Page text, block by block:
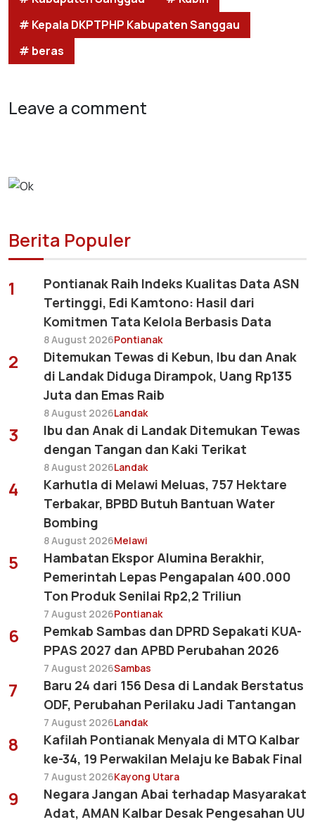
# Kepala DKPTPHP Kabupaten Sanggau
# beras
Leave a comment
Berita Populer
1
Pontianak Raih Indeks Kualitas Data ASN
Tertinggi, Edi Kamtono: Hasil dari
Komitmen Tata Kelola Berbasis Data
8 August 2026Pontianak
2
Ditemukan Tewas di Kebun, Ibu dan Anak
di Landak Diduga Dirampok, Uang Rp135
Juta dan Emas Raib
8 August 2026Landak
3
Ibu dan Anak di Landak Ditemukan Tewas
dengan Tangan dan Kaki Terikat
8 August 2026Landak
4
Karhutla di Melawi Meluas, 757 Hektare
Terbakar, BPBD Butuh Bantuan Water
Bombing
8 August 2026Melawi
5
Hambatan Ekspor Alumina Berakhir,
Pemerintah Lepas Pengapalan 400.000
Ton Produk Senilai Rp2,2 Triliun
7 August 2026Pontianak
6
Pemkab Sambas dan DPRD Sepakati KUA-
PPAS 2027 dan APBD Perubahan 2026
7 August 2026Sambas
7
Baru 24 dari 156 Desa di Landak Berstatus
ODF, Perubahan Perilaku Jadi Tantangan
7 August 2026Landak
8
Kafilah Pontianak Menyala di MTQ Kalbar
ke-34, 19 Perwakilan Melaju ke Babak Final
7 August 2026Kayong Utara
9
Negara Jangan Abai terhadap Masyarakat
Adat, AMAN Kalbar Desak Pengesahan UU